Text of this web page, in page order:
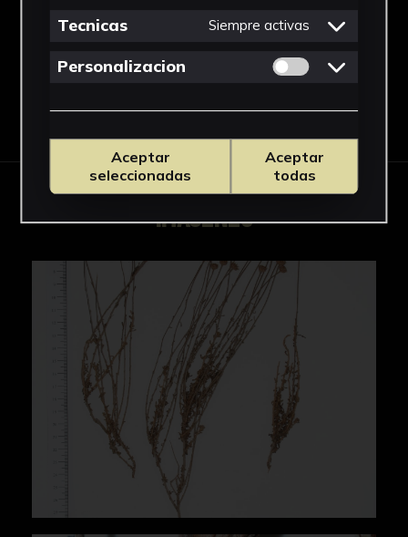
Descargar Ficha
IMÁGENES
Tecnicas Siempre activas
Personalizacion Permitir cookies
Aceptar
seleccionadas
Aceptar
todas